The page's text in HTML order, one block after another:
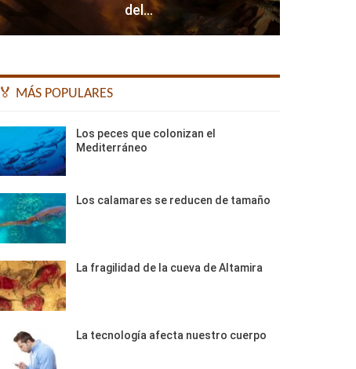
del…
🏅 MÁS POPULARES
Los peces que colonizan el
Mediterráneo
Los calamares se reducen de tamaño
La fragilidad de la cueva de Altamira
La tecnología afecta nuestro cuerpo